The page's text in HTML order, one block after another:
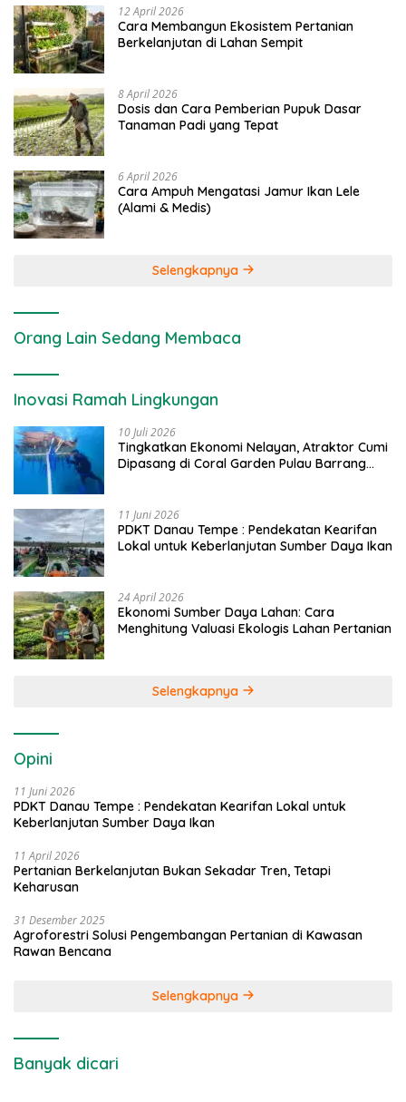
12 April 2026
Cara Membangun Ekosistem Pertanian
Berkelanjutan di Lahan Sempit
8 April 2026
Dosis dan Cara Pemberian Pupuk Dasar
Tanaman Padi yang Tepat
6 April 2026
Cara Ampuh Mengatasi Jamur Ikan Lele
(Alami & Medis)
Selengkapnya
Orang Lain Sedang Membaca
Inovasi Ramah Lingkungan
10 Juli 2026
Tingkatkan Ekonomi Nelayan, Atraktor Cumi
Dipasang di Coral Garden Pulau Barrang
11 Juni 2026
PDKT Danau Tempe : Pendekatan Kearifan
Lokal untuk Keberlanjutan Sumber Daya Ikan
24 April 2026
Ekonomi Sumber Daya Lahan: Cara
Menghitung Valuasi Ekologis Lahan Pertanian
Selengkapnya
Opini
11 Juni 2026
PDKT Danau Tempe : Pendekatan Kearifan Lokal untuk
Keberlanjutan Sumber Daya Ikan
11 April 2026
Pertanian Berkelanjutan Bukan Sekadar Tren, Tetapi
Keharusan
31 Desember 2025
Agroforestri Solusi Pengembangan Pertanian di Kawasan
Rawan Bencana
Selengkapnya
Banyak dicari